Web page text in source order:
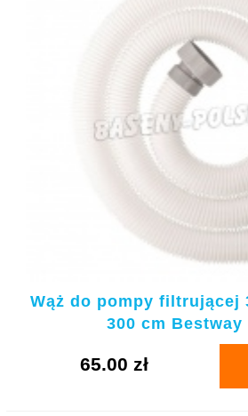
Wąż do pompy filtrującej
300 cm Bestway
65.00 zł